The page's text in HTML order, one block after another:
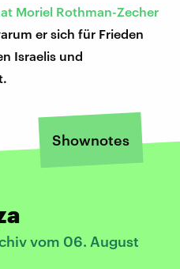
Moriel Rothman-Zecher
er sich für Frieden
Israelis und
Shownotes
vom 06. August